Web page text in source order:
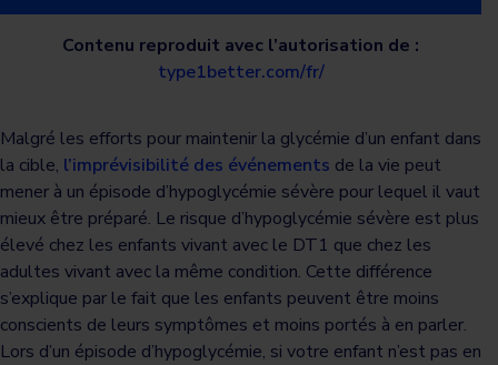
Contenu reproduit avec l’autorisation de :
type1better.com/fr/
Malgré les efforts pour maintenir la glycémie d’un enfant dans
la cible, l’imprévisibilité des événements de la vie peut
mener à un épisode d’hypoglycémie sévère pour lequel il vaut
mieux être préparé. Le risque d’hypoglycémie sévère est plus
élevé chez les enfants vivant avec le DT1 que chez les
adultes vivant avec la même condition. Cette différence
s’explique par le fait que les enfants peuvent être moins
conscients de leurs symptômes et moins portés à en parler.
Lors d’un épisode d’hypoglycémie, si votre enfant n’est pas en